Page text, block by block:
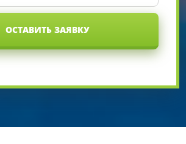
ОСТАВИТЬ ЗАЯВКУ